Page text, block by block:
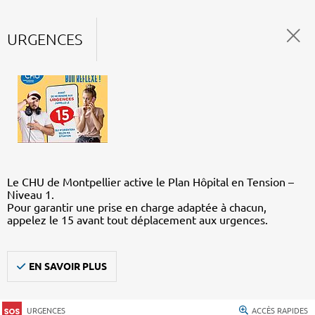
URGENCES
Le CHU de Montpellier active le Plan Hôpital en Tension –
Niveau 1.
Pour garantir une prise en charge adaptée à chacun,
appelez le 15 avant tout déplacement aux urgences.
EN SAVOIR PLUS
URGENCES ACCÈS RAPIDES